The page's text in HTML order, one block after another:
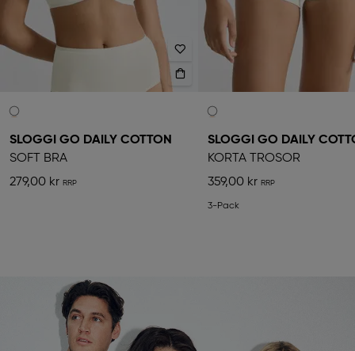
SLOGGI GO DAILY COTTON
SOFT BRA
279,00 kr
SLOGGI GO DAILY
KORTA TROSOR
359,00 kr
3-Pack